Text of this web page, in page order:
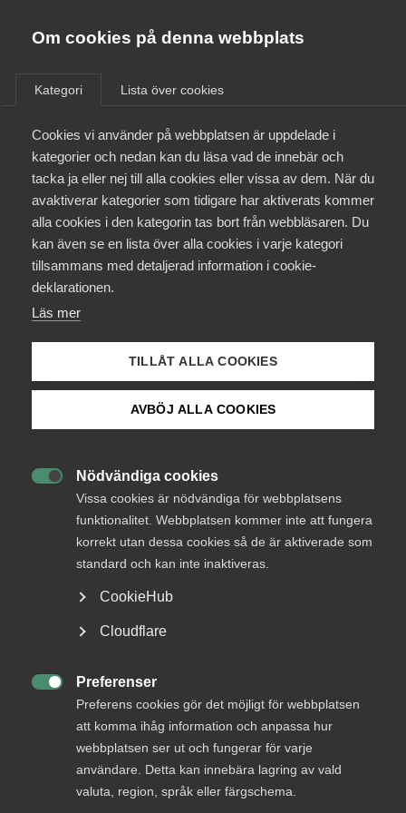
Om cookies på denna webbplats
Kategori Lista över cookies
Cookies vi använder på webbplatsen är uppdelade i
kategorier och nedan kan du läsa vad de innebär och
tacka ja eller nej till alla cookies eller vissa av dem. När du
avaktiverar kategorier som tidigare har aktiverats kommer
alla cookies i den kategorin tas bort från webbläsaren. Du
kan även se en lista över alla cookies i varje kategori
tillsammans med detaljerad information i cookie-
deklarationen.
Läs mer
TILLÅT ALLA COOKIES
AVBÖJ ALLA COOKIES
Nödvändiga cookies
Vissa cookies är nödvändiga för webbplatsens
funktionalitet. Webbplatsen kommer inte att fungera
korrekt utan dessa cookies så de är aktiverade som
standard och kan inte inaktiveras.
CookieHub
Cloudflare
Preferenser
Preferens cookies gör det möjligt för webbplatsen
att komma ihåg information och anpassa hur
webbplatsen ser ut och fungerar för varje
användare. Detta kan innebära lagring av vald
valuta, region, språk eller färgschema.
Almega Utbildning
Innovations­företagen
Kompetens­företagen
Medie­företagen
Säkerhets­företagen
Tåg­företagen
Om Almega
Aktuellt
Medlemskapet
Mina sidor
Kurser & utbildningar
Logga in på Arbetsgivarguiden
Sök på almega.se
Cookie-inställningar
Arbetsmarknad
3 juli 2015 Rapporter
Riksdagspartiernas
integrationspolitik
– Hjälper eller
stjälper de
integrationen?
Utlandsföddas sysselsättning väntas sjunka 2016.
En analys av vårbudget samt partimotioner visar
att inte ett enda parti har tillräckliga reformförslag
för att vända den negativa trenden. För växande
tjänsteföretag är detta ett hot mot
Regeringen föreslår kunskapslyft, utbildningskontrakt och
höjda socialavgifter för unga. Budgeten minskar
sysselsättningen med 1700 utlandsfödda år 2015. När
utbildningsinsatserna får effekt ökar utlandsföddas
sysselsättning med 1200 personer året efter.
Utlandsföddas sysselsättningsgrad blir 59,3 procent
jämfört med 59,2 procent utan regeringens politik.